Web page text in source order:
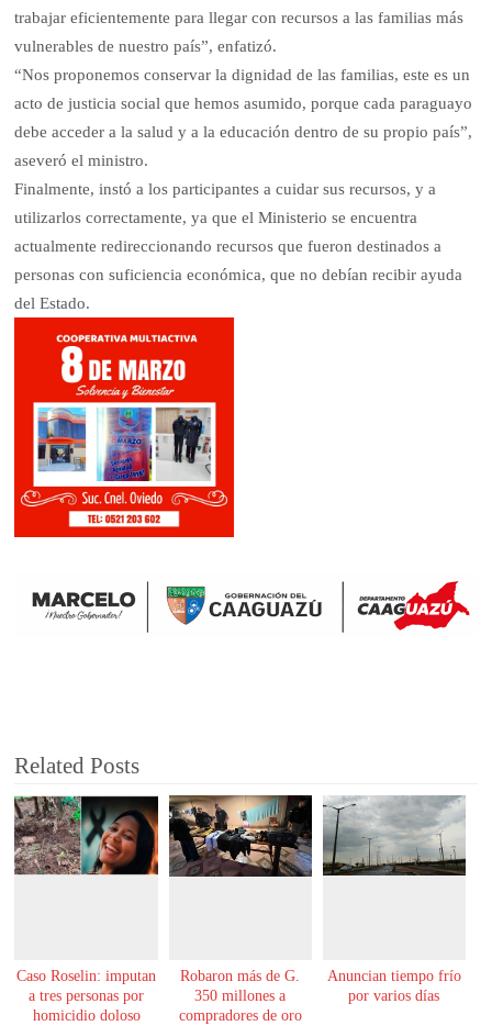
trabajar eficientemente para llegar con recursos a las familias más
vulnerables de nuestro país”, enfatizó.
“Nos proponemos conservar la dignidad de las familias, este es un
acto de justicia social que hemos asumido, porque cada paraguayo
debe acceder a la salud y a la educación dentro de su propio país”,
aseveró el ministro.
Finalmente, instó a los participantes a cuidar sus recursos, y a
utilizarlos correctamente, ya que el Ministerio se encuentra
actualmente redireccionando recursos que fueron destinados a
personas con suficiencia económica, que no debían recibir ayuda
del Estado.
Related Posts
Caso Roselin: imputan
a tres personas por
homicidio doloso
Robaron más de G.
350 millones a
compradores de oro
Anuncian tiempo frío
por varios días